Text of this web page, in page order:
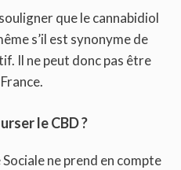
que le cannabidiol
s’il est synonyme de
Il ne peut donc pas être
le CBD ?
ne prend en compte